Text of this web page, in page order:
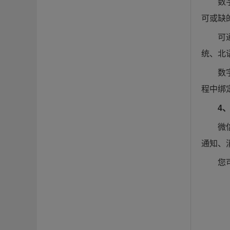
数
可或缺
可
统、北
数
程中绑
4
微
通知、
您